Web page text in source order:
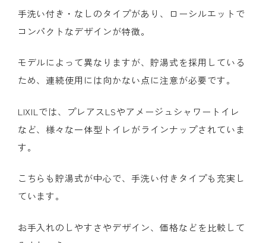
手洗い付き・なしのタイプがあり、ローシルエットで
コンパクトなデザインが特徴。
モデルによって異なりますが、貯湯式を採用している
ため、連続使用には向かない点に注意が必要です。
LIXILでは、プレアスLSやアメージュシャワートイレ
など、様々な一体型トイレがラインナップされていま
す。
こちらも貯湯式が中心で、手洗い付きタイプも充実し
ています。
お手入れのしやすさやデザイン、価格などを比較して